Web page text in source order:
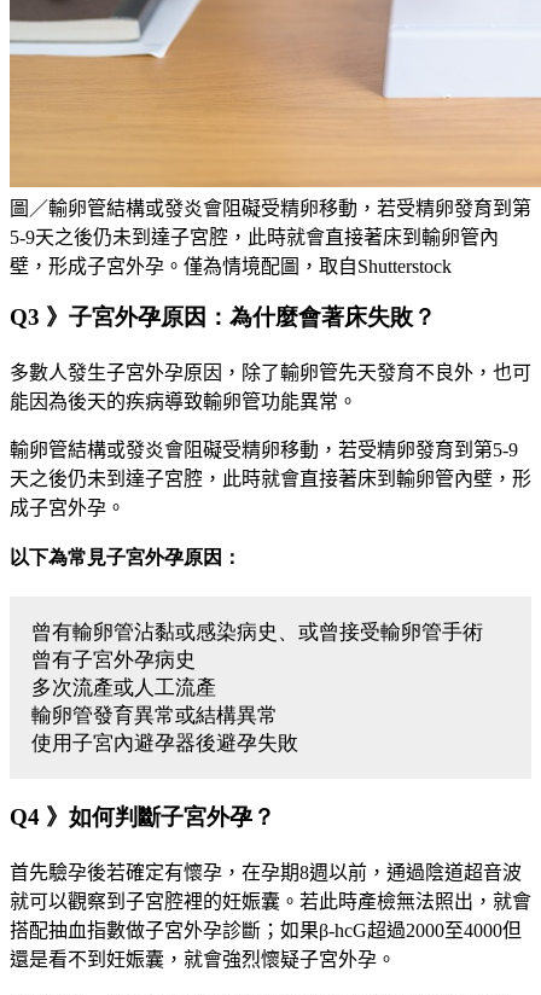
圖／輸卵管結構或發炎會阻礙受精卵移動，若受精卵發育到第
5-9天之後仍未到達子宮腔，此時就會直接著床到輸卵管內
壁，形成子宮外孕。僅為情境配圖，取自Shutterstock
Q3 》子宮外孕原因：為什麼會著床失敗？
多數人發生子宮外孕原因，除了輸卵管先天發育不良外，也可
能因為後天的疾病導致輸卵管功能異常。
輸卵管結構或發炎會阻礙受精卵移動，若受精卵發育到第5-9
天之後仍未到達子宮腔，此時就會直接著床到輸卵管內壁，形
成子宮外孕。
以下為常見子宮外孕原因：
曾有輸卵管沾黏或感染病史、或曾接受輸卵管手術
曾有子宮外孕病史
多次流產或人工流產
輸卵管發育異常或結構異常
使用子宮內避孕器後避孕失敗
Q4 》如何判斷子宮外孕？
首先驗孕後若確定有懷孕， 在孕期8週以前，通過陰道超音波
就可以觀察到子宮腔裡的妊娠囊。 若此時產檢無法照出，就會
搭配抽血指數做子宮外孕診斷；如果β-hcG超過2000至4000但
還是看不到妊娠囊，就會強烈懷疑子宮外孕。